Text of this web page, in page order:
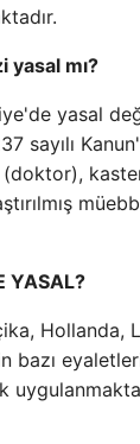
yasal mı?
yasal
sayılı
YASAL?
Hollanda,
bazı